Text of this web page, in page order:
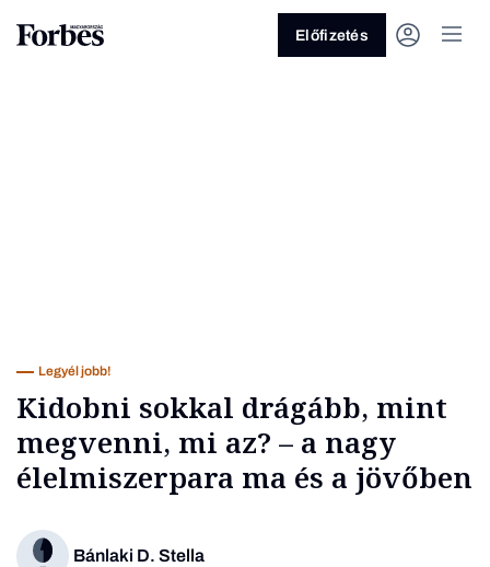
Üzlet
Előfizetés
Legyél jobb!
Kidobni sokkal drágább, mint
megvenni, mi az? – a nagy
élelmiszerpara ma és a jövőben
Bánlaki D. Stella